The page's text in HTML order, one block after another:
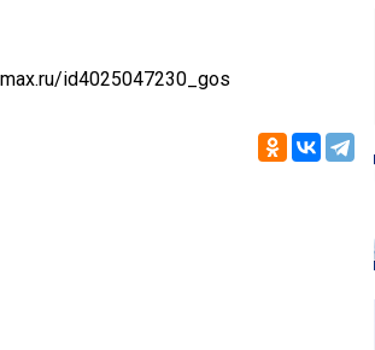
id4025047230_gos